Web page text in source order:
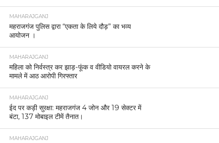
MAHARAJGANJ
महराजगंज पुलिस द्वारा “एकता के लिये दौड़” का भव्य
आयोजन ।
MAHARAJGANJ
महिला को निर्वस्त्र कर झाड़-फूंक व वीडियो वायरल करने के
मामले में आठ आरोपी गिरफ्तार
MAHARAJGANJ
ईद पर कड़ी सुरक्षा: महराजगंज 4 जोन और 19 सेक्टर में
बंटा, 137 मोबाइल टीमें तैनात।
MAHARAJGANJ